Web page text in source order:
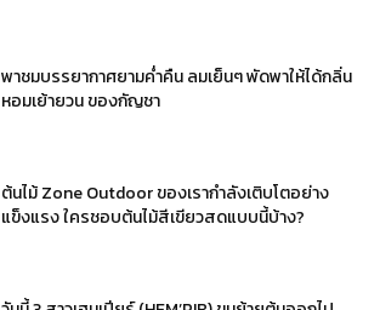
พาชมบรรยากาศยามค่ำคืน ลมเย็นๆ พัดพาให้ได้กลิ่น
หอมเย้ายวน ของกัญชา
ต้นไม้ Zone Outdoor ของเรากำลังเติบโตอย่าง
แข็งแรง ใครชอบต้นไม้สีเขียวสดแบบนี้บ้าง?